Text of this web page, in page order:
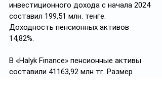
инвестиционного дохода с начала 2024
составил 199,51 млн. тенге.
Доходность пенсионных активов
14,82%.
В «Halyk Finance» пенсионные активы
составили 41163,92 млн тг. Размер